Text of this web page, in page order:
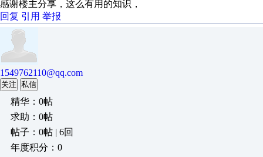
感谢楼主分享，这么有用的知识，
回复 引用 举报
1549762110@qq.com
关注 私信
精华：0帖
求助：0帖
帖子：0帖 | 6回
年度积分：0